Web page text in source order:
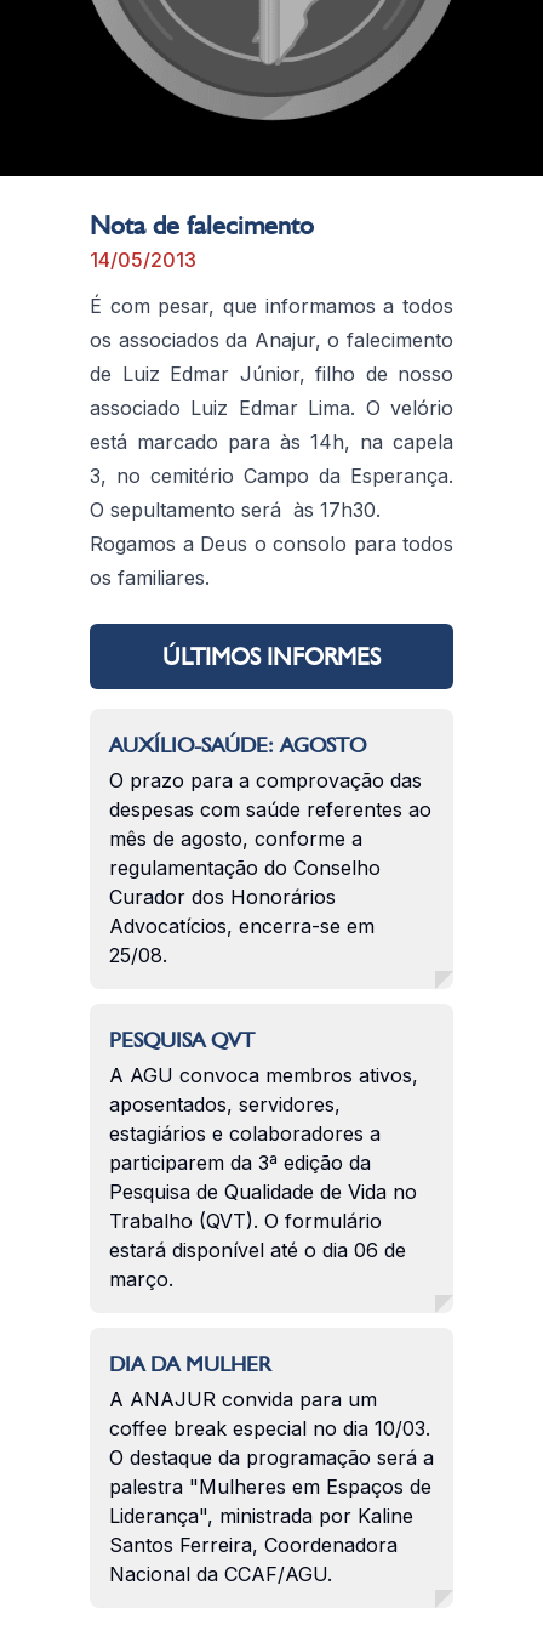
Nota de falecimento
14/05/2013
É com pesar, que informamos a todos
os associados da Anajur, o falecimento
de Luiz Edmar Júnior, filho de nosso
associado Luiz Edmar Lima. O velório
está marcado para às 14h, na capela
3, no cemitério Campo da Esperança.
O sepultamento será às 17h30.
Rogamos a Deus o consolo para todos
os familiares.
ÚLTIMOS INFORMES
AUXÍLIO-SAÚDE: AGOSTO
O prazo para a comprovação das
despesas com saúde referentes ao
mês de agosto, conforme a
regulamentação do Conselho
Curador dos Honorários
Advocatícios, encerra-se em
25/08.
PESQUISA QVT
A AGU convoca membros ativos,
aposentados, servidores,
estagiários e colaboradores a
participarem da 3ª edição da
Pesquisa de Qualidade de Vida no
Trabalho (QVT). O formulário
estará disponível até o dia 06 de
março.
DIA DA MULHER
A ANAJUR convida para um
coffee break especial no dia 10/03.
O destaque da programação será a
palestra "Mulheres em Espaços de
Liderança", ministrada por Kaline
Santos Ferreira, Coordenadora
Nacional da CCAF/AGU.